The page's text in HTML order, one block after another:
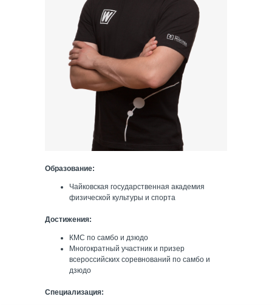
Образование:
Чайковская государственная академия
физической культуры и спорта
Достижения:
КМС по самбо и дзюдо
Многократный участник и призер
всероссийских соревнований по самбо и
дзюдо
Специализация: